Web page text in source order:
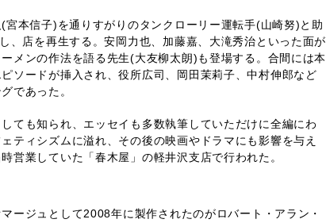
宮本信子)を通りすがりのタンクローリー運転手(山崎努)と助
、店を再生する。安岡力也、加藤嘉、大滝秀治といった面が
メンの作法を語る先生(大友柳太朗)も登場する。合間には本
ソードが挿入され、役所広司、岡田茉莉子、中村伸郎など
であった。
ても知られ、エッセイも多数執筆していただけに全編にわ
ティシズムに溢れ、その後の映画やドラマにも影響を与え
営業していた「春木屋」の軽井沢支店で行われた。
マージュとして2008年に製作されたのがロバート・アラン・